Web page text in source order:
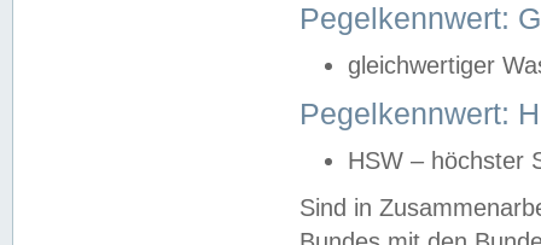
Pegelkennwert:
gleichwertiger
Pegelkennwert:
HSW – höchster
Sind in